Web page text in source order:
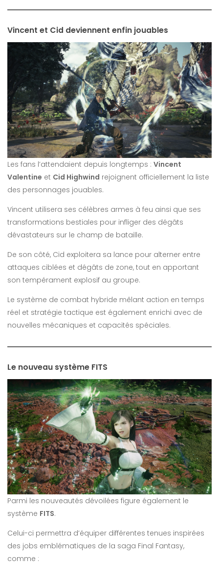
Vincent et Cid deviennent enfin jouables
Les fans l’attendaient depuis longtemps : Vincent
Valentine et Cid Highwind rejoignent officiellement la liste
des personnages jouables.
Vincent utilisera ses célèbres armes à feu ainsi que ses
transformations bestiales pour infliger des dégâts
dévastateurs sur le champ de bataille.
De son côté, Cid exploitera sa lance pour alterner entre
attaques ciblées et dégâts de zone, tout en apportant
son tempérament explosif au groupe.
Le système de combat hybride mêlant action en temps
réel et stratégie tactique est également enrichi avec de
nouvelles mécaniques et capacités spéciales.
Le nouveau système FITS
Parmi les nouveautés dévoilées figure également le
système FITS.
Celui-ci permettra d’équiper différentes tenues inspirées
des jobs emblématiques de la saga Final Fantasy,
comme :